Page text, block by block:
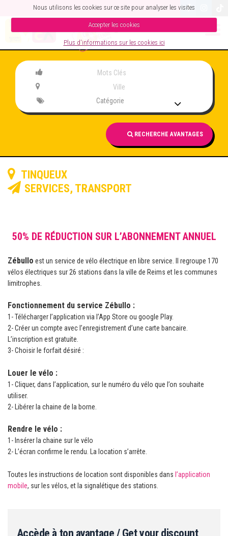
Nous utilisons les cookies sur ce site pour analyser les visites
Accepter les cookies
Plus d'informations sur les cookies ici
Catégorie
RECHERCHE AVANTAGES
TINQUEUX
SERVICES, TRANSPORT
50% DE RÉDUCTION SUR L’ABONNEMENT ANNUEL
Zébullo est un service de vélo électrique en libre service. Il regroupe 170
vélos électriques sur 26 stations dans la ville de Reims et les communes
limitrophes.
Fonctionnement du service Zébullo :
1- Télécharger l’application via l’App Store ou google Play.
2- Créer un compte avec l’enregistrement d’une carte bancaire.
L’inscription est gratuite.
3- Choisir le forfait désiré :
Louer le vélo :
1- Cliquer, dans l’application, sur le numéro du vélo que l’on souhaite
utiliser.
2- Libérer la chaine de la borne.
Rendre le vélo :
1- Insérer la chaine sur le vélo
2- L’écran confirme le rendu. La location s’arrête.
Toutes les instructions de location sont disponibles dans l’application
mobile, sur les vélos, et la signalétique des stations.
Accède à ton avantage / Get your discount